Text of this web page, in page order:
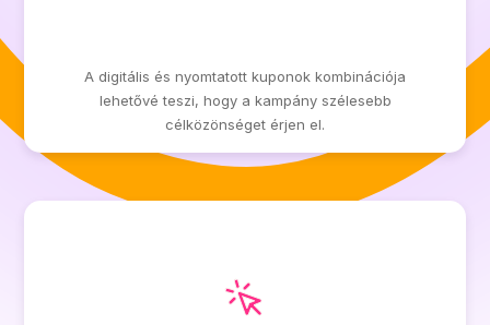
A digitális és nyomtatott kuponok kombinációja
lehetővé teszi, hogy a kampány szélesebb
célközönséget érjen el.